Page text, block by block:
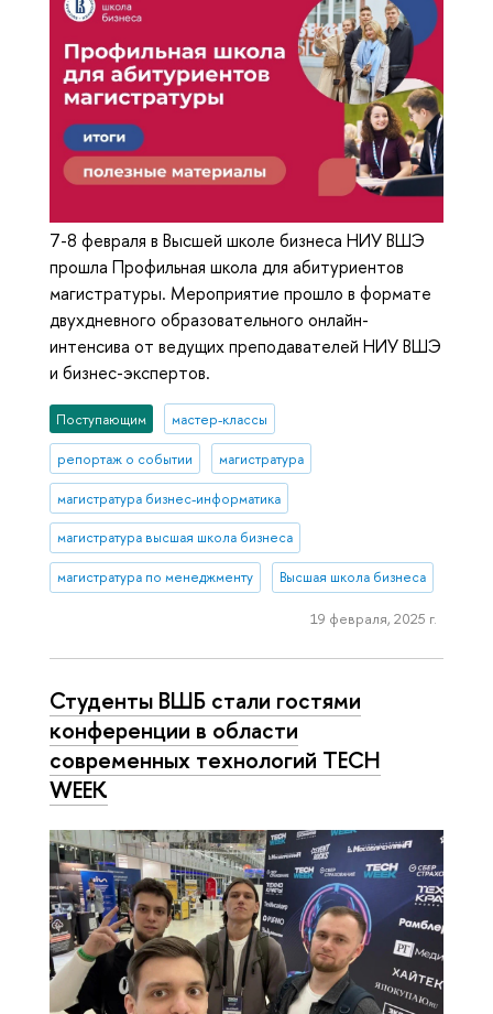
7-8 февраля в Высшей школе бизнеса НИУ ВШЭ
прошла Профильная школа для абитуриентов
магистратуры. Мероприятие прошло в формате
двухдневного образовательного онлайн-
интенсива от ведущих преподавателей НИУ ВШЭ
и бизнес-экспертов.
Поступающим мастер-классы
репортаж о событии магистратура
магистратура бизнес-информатика
магистратура высшая школа бизнеса
магистратура по менеджменту Высшая школа бизнеса
19 февраля, 2025 г.
Студенты ВШБ стали гостями
конференции в области
современных технологий TECH
WEEK